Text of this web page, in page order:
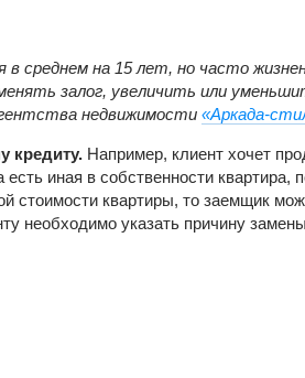
среднем на 15 лет, но часто
залог, увеличить или
недвижимости «Аркада-
кредиту.Например, клиент хочет
есть иная в собственности
стоимости квартиры, то заемщик
необходимо указать причину